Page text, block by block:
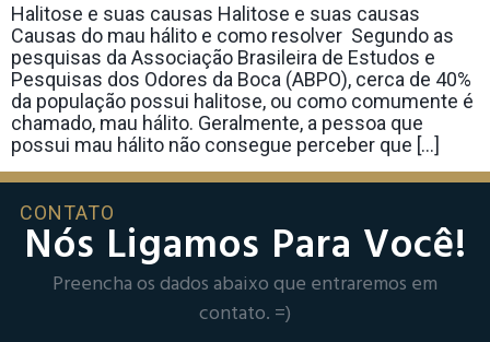
Halitose e suas causas Halitose e suas causas
Causas do mau hálito e como resolver Segundo as
pesquisas da Associação Brasileira de Estudos e
Pesquisas dos Odores da Boca (ABPO), cerca de 40%
da população possui halitose, ou como comumente é
chamado, mau hálito. Geralmente, a pessoa que
possui mau hálito não consegue perceber que […]
CONTATO
Nós Ligamos Para Você!
Preencha os dados abaixo que entraremos em
contato. =)